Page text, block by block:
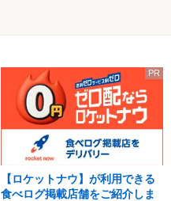
PR
【ロケットナウ】が利用できる
食べログ掲載店舗をご紹介しま